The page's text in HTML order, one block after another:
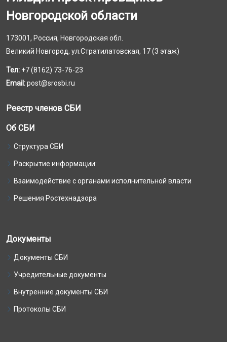
Новгородской области
173001, Россия, Новгородская обл.
Великий Новгород, ул.Стратилатовская, 17 (3 этаж)
Тел: +7 (8162) 73-76-23
Email:post@srosbi.ru
Реестр членов СБИ
Об СБИ
Структура СБИ
Раскрытие информации:
Взаимодействие с органами исполнительной власти
Решения Ростехнадзора
Документы
Документы СБИ
Учредительные документы
Внутренние документы СБИ
Протоколы СБИ